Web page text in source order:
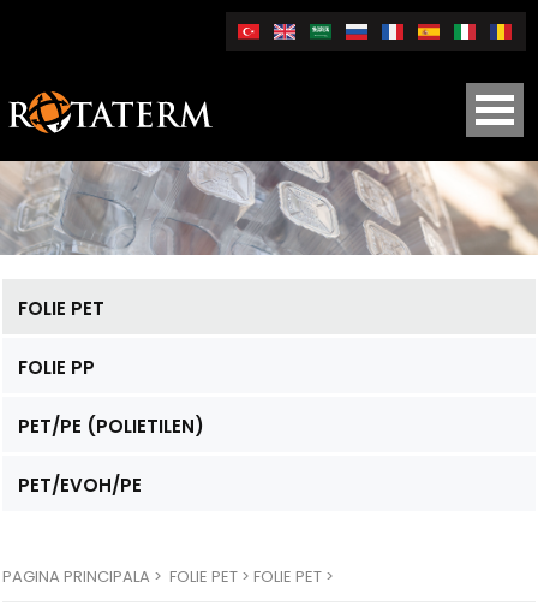
FOLIE PET
FOLIE PP
PET/PE (POLIETILEN)
PET/EVOH/PE
PAGINA PRINCIPALA > FOLIE PET > FOLIE PET >